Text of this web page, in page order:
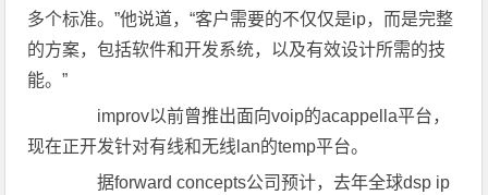
多个标准。”他说道，“客户需要的不仅仅是ip，而是完整
的方案，包括软件和开发系统，以及有效设计所需的技
能。”
improv以前曾推出面向voip的acappella平台，
现在正开发针对有线和无线lan的temp平台。
据forward concepts公司预计，去年全球dsp ip